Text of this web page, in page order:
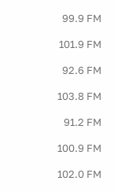
99.9 FM
101.9 FM
92.6 FM
103.8 FM
91.2 FM
100.9 FM
102.0 FM